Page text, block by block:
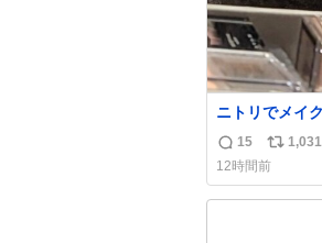
ニトリでメイ
返
信
数
15
リ
ポ
ス
1,031
12時間前